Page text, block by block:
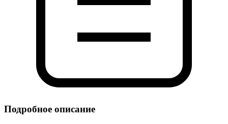
Подробное описание